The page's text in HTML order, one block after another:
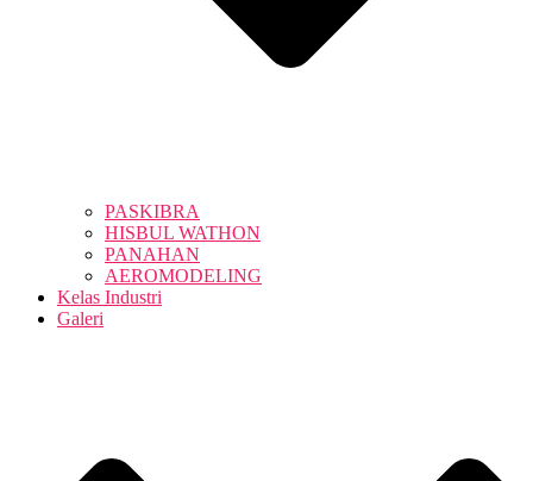
PASKIBRA
HISBUL WATHON
PANAHAN
AEROMODELING
Kelas Industri
Galeri